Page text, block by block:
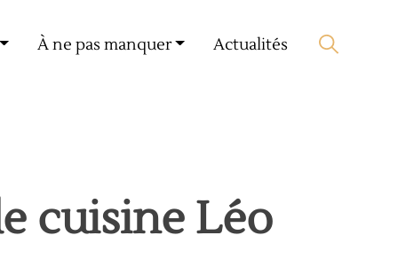
À ne pas manquer Actualités
cuisine Léo